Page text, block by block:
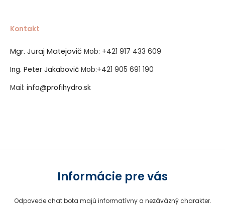
Kontakt
Mgr. Juraj Matejovič Mob: +421 917 433 609
Ing. Peter Jakabovič Mob:+421 905 691 190
Mail: info@profihydro.sk
Informácie pre vás
Odpovede chat bota majú informatívny a nezáväzný charakter.